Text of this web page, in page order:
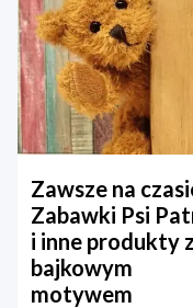
Zawsze na
Zabawki Psi
i inne produkty z
bajkowym
motywem